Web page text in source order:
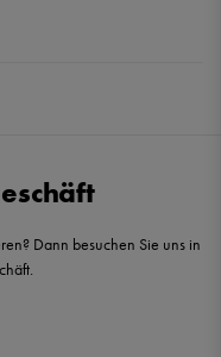
Dann besuchen Sie uns in